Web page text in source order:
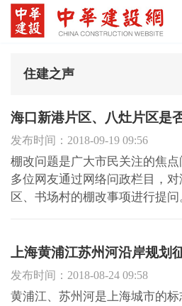
住建之声
海口新港片区、八灶片区是
发布时间：2018-09-19 09:56
棚改问题是广大市民关注的焦
多位网友通过网络问政栏目，
区、书场村的棚改事项进行提
列入海口市龙华区2018-2020年
计划中，但最...
发布时间：2018-08-24 09:58
黄浦江、苏州河是上海城市的